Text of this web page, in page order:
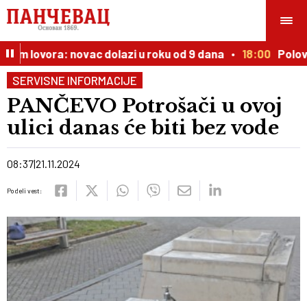
lovora: novac dolazi u roku od 9 dana 18:00
SERVISNE INFORMACIJE
PANČEVO Potrošači u ovoj
ulici danas će biti bez vode
08:3721.11.2024
Podeli vest: